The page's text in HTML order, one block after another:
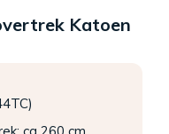
Katoen